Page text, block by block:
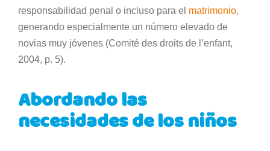
responsabilidad penal o incluso para el matrimonio,
generando especialmente un número elevado de
novias muy jóvenes (Comité des droits de l’enfant,
2004, p. 5).
Abordando las
necesidades de los niños